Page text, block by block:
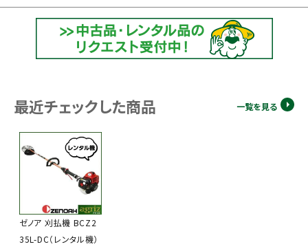
最近チェックした商品 一覧を見る
ゼノア 刈払機 BCZ2
35L-DC（レンタル機）